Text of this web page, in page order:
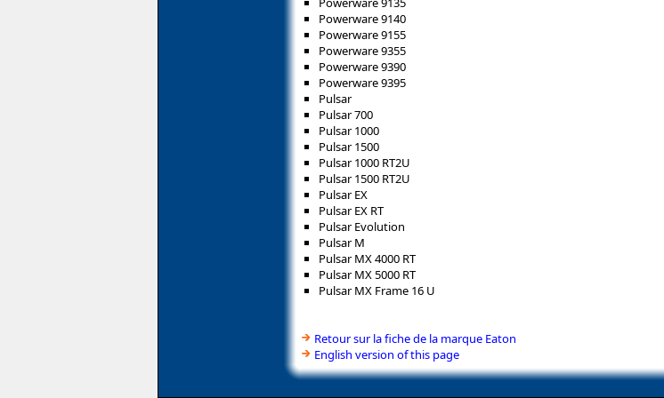
Powerware 9140
Powerware 9155
Powerware 9355
Powerware 9390
Powerware 9395
Pulsar
Pulsar 700
Pulsar 1000
Pulsar 1500
Pulsar 1000 RT2U
Pulsar 1500 RT2U
Pulsar EX
Pulsar EX RT
Pulsar Evolution
Pulsar M
Pulsar MX 4000 RT
Pulsar MX 5000 RT
Pulsar MX Frame 16 U
Retour sur la fiche de la marque Eaton
English version of this page